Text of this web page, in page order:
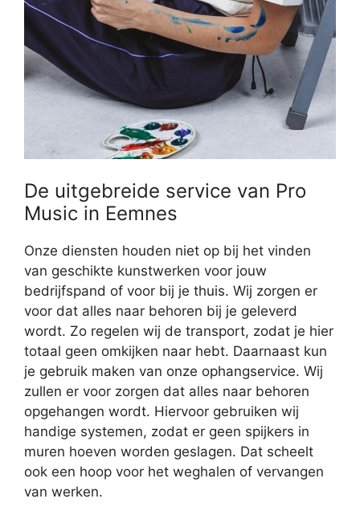
De uitgebreide service van Pro
Music in Eemnes
Onze diensten houden niet op bij het vinden
van geschikte kunstwerken voor jouw
bedrijfspand of voor bij je thuis. Wij zorgen er
voor dat alles naar behoren bij je geleverd
wordt. Zo regelen wij de transport, zodat je hier
totaal geen omkijken naar hebt. Daarnaast kun
je gebruik maken van onze ophangservice. Wij
zullen er voor zorgen dat alles naar behoren
opgehangen wordt. Hiervoor gebruiken wij
handige systemen, zodat er geen spijkers in
muren hoeven worden geslagen. Dat scheelt
ook een hoop voor het weghalen of vervangen
van werken.